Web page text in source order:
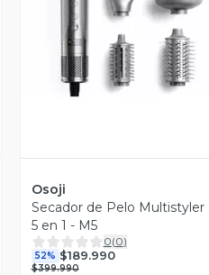
Vista Previa
Osoji
Secador de Pelo Multistyler
5 en 1 - M5
0(0)
52% $189.990
$399.990